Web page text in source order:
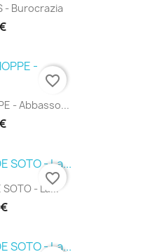
- Burocrazia
- Abbasso...
favorite_border
SOTO - La...
favorite_border